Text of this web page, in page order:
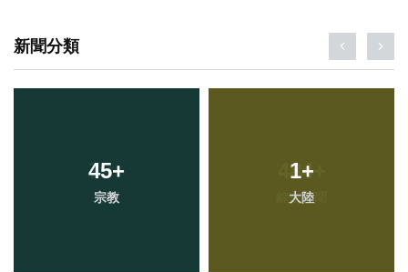
新聞分類
45+
宗教
1+
大陸